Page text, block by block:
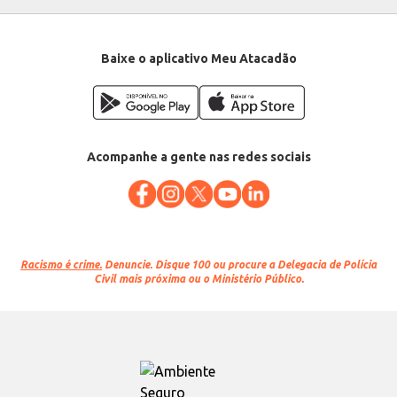
Baixe o aplicativo Meu Atacadão
Acompanhe a gente nas redes sociais
Racismo é crime. Denuncie. Disque 100 ou procure a Delegacia de Polícia
Civil mais próxima ou o Ministério Público.